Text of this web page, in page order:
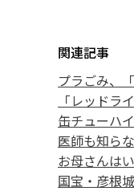
関連記事
プラごみ、
「レッド
缶チューハ
医師も知ら
お母さんは
国宝・彦根